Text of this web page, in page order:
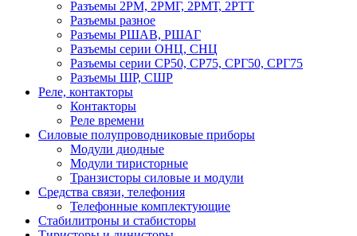
Разъемы 2РМ, 2РМГ, 2РМТ, 2РТТ
Разъемы разное
Разъемы РШАВ, РШАГ
Разъемы серии ОНЦ, СНЦ
Разъемы серии СР50, СР75, СРГ50, СРГ75
Разъемы ШР, СШР
Реле, контакторы
Контакторы
Реле времени
Силовые полупроводниковые приборы
Модули диодные
Модули тиристорные
Транзисторы силовые и модули
Средства связи, телефония
Телефонные комплектующие
Стабилитроны и стабисторы